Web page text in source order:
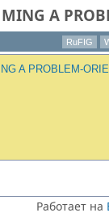
A
RuFIG
A PROBLEM-
Работает на